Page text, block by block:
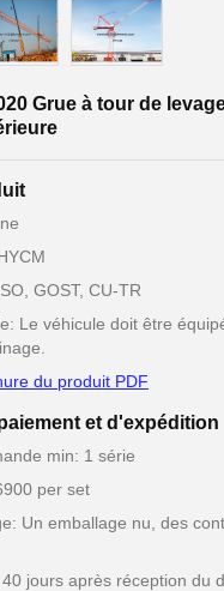
Grue à tour de
GOST, CU-TR
Le véhicule doit être
du produit PDF
et d'expédition
min: 1 série
per set
Un emballage nu, des
jours après réception du